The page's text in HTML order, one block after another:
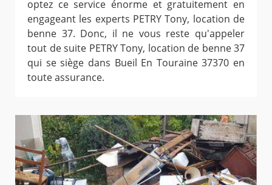
optez ce service énorme et gratuitement en
engageant les experts PETRY Tony, location de
benne 37. Donc, il ne vous reste qu'appeler
tout de suite PETRY Tony, location de benne 37
qui se siège dans Bueil En Touraine 37370 en
toute assurance.